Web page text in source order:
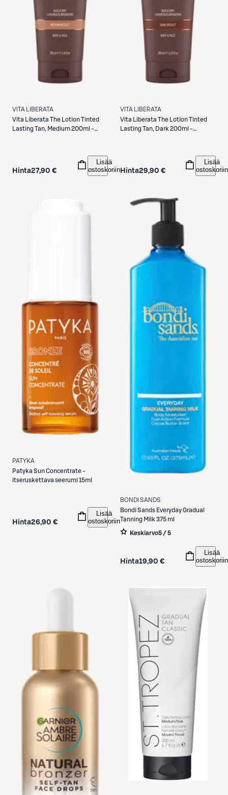
VITA LIBERATA
Vita Liberata The Lotion Tinted
Lasting Tan, Medium 200ml -
Hinta27,90 €
Lisää
ostoskoriin
VITA LIBERATA
Vita Liberata The Lotion Tinted
Lasting Tan, Dark 200ml -
Hinta29,90 €
Lisää
ostoskoriin
PATYKA
Patyka Sun Concentrate -
itseruskettava seerumi 15ml
Hinta26,90 €
Lisää
ostoskoriin
BONDI SANDS
Bondi Sands Everyday Gradual
Tanning Milk 375 ml
Keskiarvo5 / 5
Hinta19,90 €
Lisää
ostoskoriin